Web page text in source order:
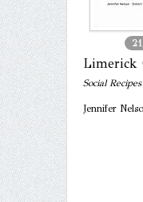
Limerick
Social
Jennifer